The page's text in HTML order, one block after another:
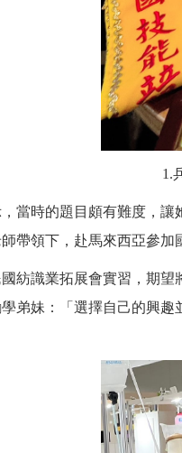
1.
當時的題目頗有難度，
帶領下，赴馬來西亞參
紡識業拓展會實習，期
弟妹：「選擇自己的興